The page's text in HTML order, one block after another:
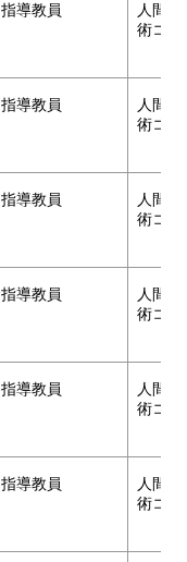
指導教員
人間
術コー
指導教員
人間
術コー
指導教員
人間
術コー
指導教員
人間
術コー
指導教員
人間
術コー
指導教員
人間
術コー